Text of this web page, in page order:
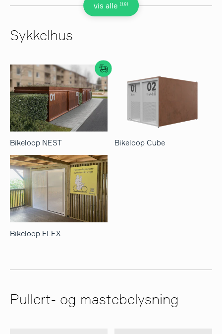
vis alle (18)
Sykkelhus
Bikeloop NEST Bikeloop Cube
Bikeloop FLEX
Pullert- og mastebelysning